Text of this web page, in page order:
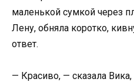
маленькой сумкой через
Лену, обняла коротко,
ответ.
— Красиво, — сказала